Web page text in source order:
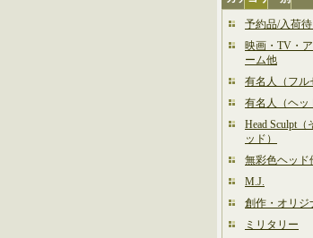
予約品/入荷
映画・TV・
ーム他
有名人（フル
有名人（ヘッ
Head Sculpt（
ッド）
無彩色ヘッド
M.J.
創作・オリジ
ミリタリー